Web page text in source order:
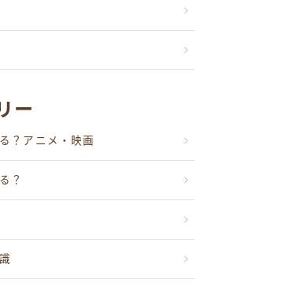
ー
？アニメ・映画
？